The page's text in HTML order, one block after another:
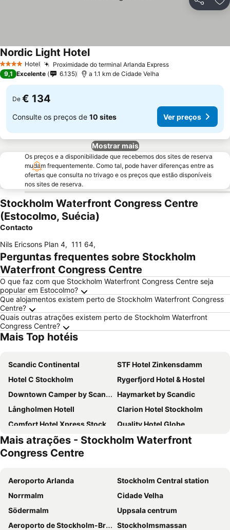
Partilhar
4 EstrelasHotel Proximidade do terminal Arlanda Express
Nordic Light Hotel
9,1 Excelente 6.135 a 1.1 km de Cidade Velha
De € 134
Consulte os preços de 10 sites Ver preços
Mostrar mais
Os preços e a disponibilidade que recebemos dos sites de reserva
mudam frequentemente. Como tal, pode haver diferenças entre as
ofertas que consulta no trivago e os preços que estão disponíveis
nos sites de reserva.
Stockholm Waterfront Congress Centre
(Estocolmo, Suécia)
Contacto
Nils Ericsons Plan 4, 111 64,
Perguntas frequentes sobre Stockholm
Waterfront Congress Centre
O que faz com que Stockholm Waterfront Congress Centre seja
popular em Estocolmo?
Que alojamentos existem perto de Stockholm Waterfront Congress
Centre?
Quais outras atrações existem perto de Stockholm Waterfront
Congress Centre?
Mais Top hotéis
Scandic Continental
STF Hotel Zinkensdamm
Hotel C Stockholm
Rygerfjord Hotel & Hostel
Downtown Camper by Scandic
Haymarket by Scandic
Långholmen Hotell
Clarion Hotel Stockholm
Comfort Hotel Xpress Stockholm Central
Quality Hotel Globe
Scandic No 53
Scandic Malmen
At Six
Hotel Gio, BW Signature Collection
Hilton Stockholm Slussen
Radisson Blu Royal Viking Hotel, Stockholm
Sheraton Stockholm Hotel
Motel L Hammarby Sjöstad
Thon Partner Hotel Kungsbron
Scandic Grand Central
Best Western Hotel at 108
Mais atrações - Stockholm Waterfront
Congress Centre
Aeroporto Arlanda
Stockholm Central station
Norrmalm
Cidade Velha
Södermalm
Uppsala centrum
Aeroporto de Stockholm-Bromma
Stockholmsmassan